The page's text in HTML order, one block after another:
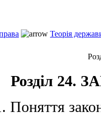
Теорія
Розділ 24.
Поняття